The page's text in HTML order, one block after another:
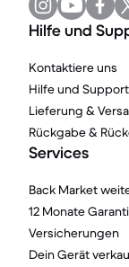
Hilfe und
Kontaktiere uns
Hilfe und Support
Lieferung &
Rückgabe &
Services
Back Market
12 Monate
Versicherungen
Dein Gerät